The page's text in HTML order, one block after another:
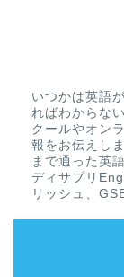
いつかは英語
ればわからな
クールやオン
報をお伝えし
まで通った英
ディサプリ
リッシュ、